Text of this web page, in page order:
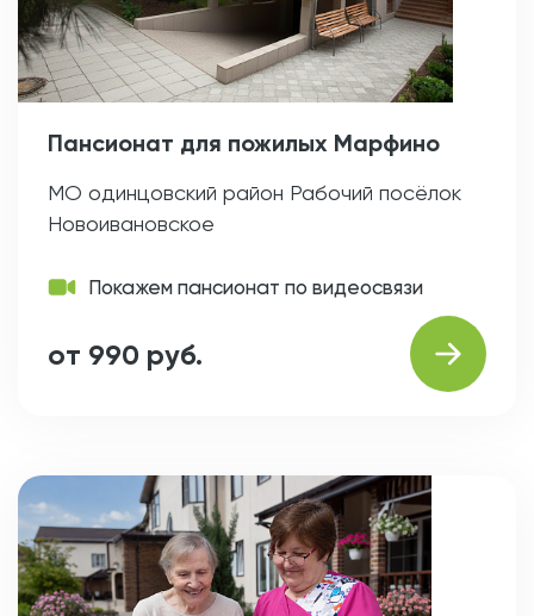
Пансионат для пожилых Марфино
МО одинцовский район Рабочий посёлок
Новоивановское
Покажем пансионат по видеосвязи
от 990 руб.